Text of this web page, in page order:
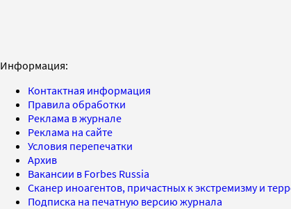
Информация:
Контактная информация
Правила обработки
Реклама в журнале
Реклама на сайте
Условия перепечатки
Архив
Вакансии в Forbes Russia
Сканер иноагентов, причастных к экстремизму и
Подписка на печатную версию журнала